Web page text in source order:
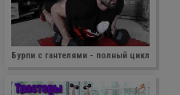
Бурпи с гантелями - полный цикл